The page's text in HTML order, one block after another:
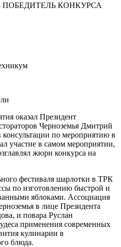
- ПОБЕДИТЕЛЬ КОНКУРСА
оказал Президент
Черноземья Дмитрий
по мероприятию в
участие в самом мероприятии,
жюри конкурса на
фестиваля шарлотки в ТРК
по изготовлению быстрой и
яблоками. Ассоциация
в лице Президента
и повара Руслан
применения современных
кулинарии в
блюда.